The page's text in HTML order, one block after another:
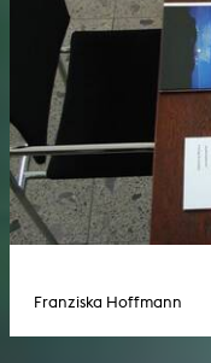
Franziska Hoffmann